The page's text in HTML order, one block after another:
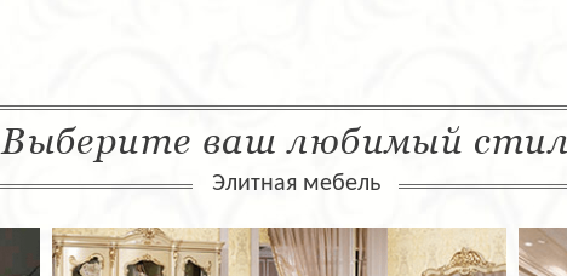
Выберите ваш любимый
Элитная мебель